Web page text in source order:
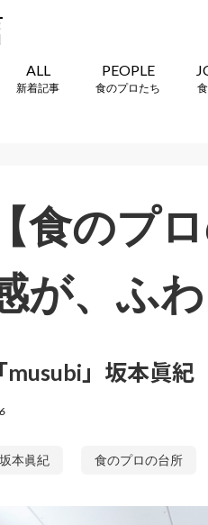
ALL
新着記事
PEOPLE
食のプロたち
【食のプ
が、ふわ
「musubi」坂本眞紀
坂本眞紀 食のプロの台所